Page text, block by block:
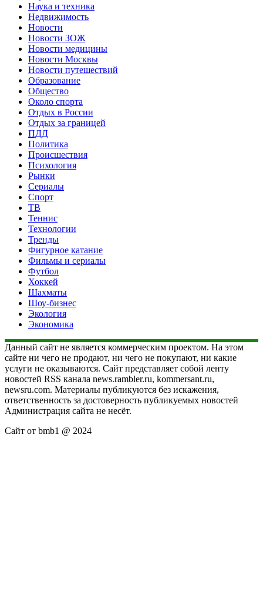
Наука и техника
Недвижимость
Новости
Новости ЗОЖ
Новости медицины
Новости Москвы
Новости путешествий
Образование
Общество
Около спорта
Отдых в России
Отдых за границей
ПДД
Политика
Происшествия
Психология
Рынки
Сериалы
Спорт
ТВ
Теннис
Технологии
Тренды
Фигурное катание
Фильмы и сериалы
Футбол
Хоккей
Шахматы
Шоу-бизнес
Экология
Экономика
Данный сайт не является коммерческим проектом. На этом
сайте ни чего не продают, ни чего не покупают, ни какие
услуги не оказываются. Сайт представляет собой ленту
новостей RSS канала news.rambler.ru, kommersant.ru,
newsru.com. Материалы публикуются без искажения,
ответственность за достоверность публикуемых новостей
Администрация сайта не несёт.
Сайт от bmb1 @ 2024